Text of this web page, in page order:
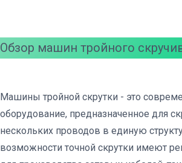
Обзор машин тройного
Машины тройной скрутки - это
оборудование, предназначенное для
нескольких проводов в единую
возможности точной скрутки имеют